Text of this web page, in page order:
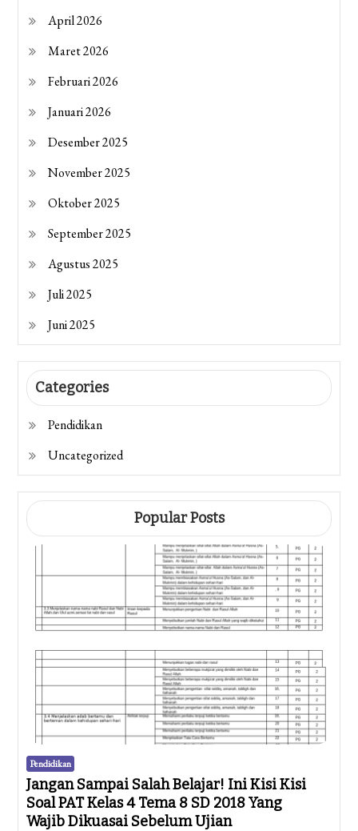
April 2026
Maret 2026
Februari 2026
Januari 2026
Desember 2025
November 2025
Oktober 2025
September 2025
Agustus 2025
Juli 2025
Juni 2025
Categories
Pendidikan
Uncategorized
Popular Posts
Pendidikan
Jangan Sampai Salah Belajar! Ini Kisi Kisi
Soal PAT Kelas 4 Tema 8 SD 2018 Yang
Wajib Dikuasai Sebelum Ujian